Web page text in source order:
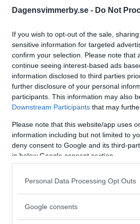
Dagensvimmerby.se - Do Not
If you wish to opt-out of the sale,
sensitive information for targeted
confirm your selection. Please note
continue seeing interest-based ads
information disclosed to third parties
further disclosure of your personal
participants. This information may also
Downstream Participants that may
Please note that this website/app uses
information including but not limited to
deny consent to Google and its third-
in below Google consent section.
Personal Data Processing Opt Outs
Google consents
Efter
över som ny
NÄRINGSLIV 08 april 2024 11.45